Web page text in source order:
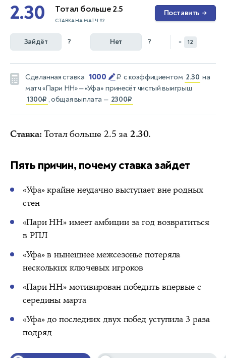
2.30 Тотал больше 2.5
СТАВКА НА МАТЧ #2
Поставить →
Зайдёт ? Нет ? = 12
Сделанная ставка 1000 ₽ с коэффициентом 2.30 на
матч«Пари НН» — «Уфа» принесёт чистый выигрыш
1300₽ , общая выплата — 2300₽
Ставка: Тотал больше 2.5 за2.30.
Пять причин, почему ставка зайдет
«Уфа» крайне неудачно выступает вне родных
стен
«Пари НН» имеет амбиции за год возвратиться
в РПЛ
«Уфа» в нынешнее межсезонье потеряла
нескольких ключевых игроков
«Пари НН» мотивирован победить впервые с
середины марта
«Уфа» до последних двух побед уступила 3 раза
подряд